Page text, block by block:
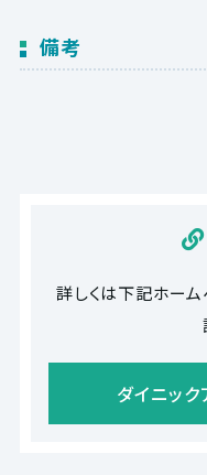
備考
詳しくは下記ホーム
ダイニッ